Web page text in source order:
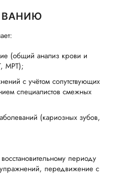
(общий анализ крови и
МРТ);
с учётом сопутствующих
специалистов смежных
(кариозных зубов,
периоду
передвижение с